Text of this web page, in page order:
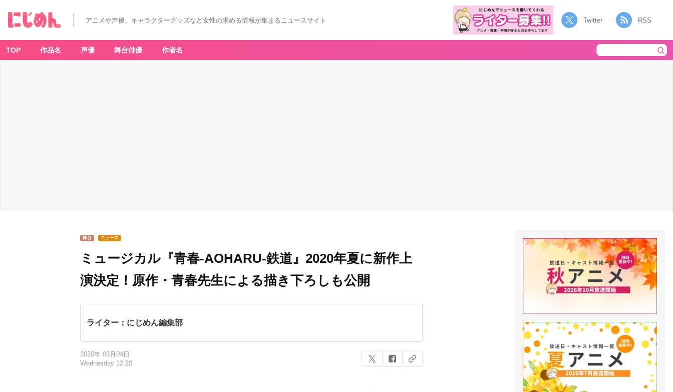
アニメや声優、キャラクターグッズなど女性の求める情報が集まるニュースサイト Twitter RSS
TOP 作品名 声優 舞台俳優 作者名
舞台 ニュース
ミュージカル『青春-AOHARU-鉄道』2020年夏に新作上
演決定！原作・青春先生による描き下ろしも公開
ライター：にじめん編集部
2020年 03月04日
Wednesday 12:20